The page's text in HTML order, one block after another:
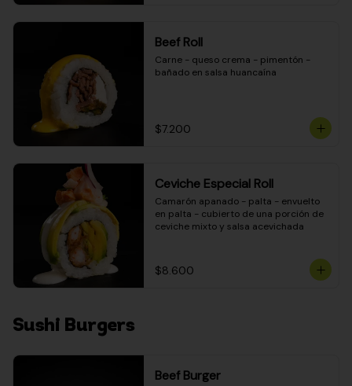
Beef Roll
Carne - queso crema - pimentón -
bañado en salsa huancaína
$7.200
Ceviche Especial Roll
Camarón apanado - palta - envuelto
en palta - cubierto de una porción de
ceviche mixto y salsa acevichada
$8.600
Sushi Burgers
Beef Burger